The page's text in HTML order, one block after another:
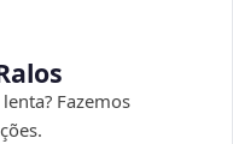
Fazemos